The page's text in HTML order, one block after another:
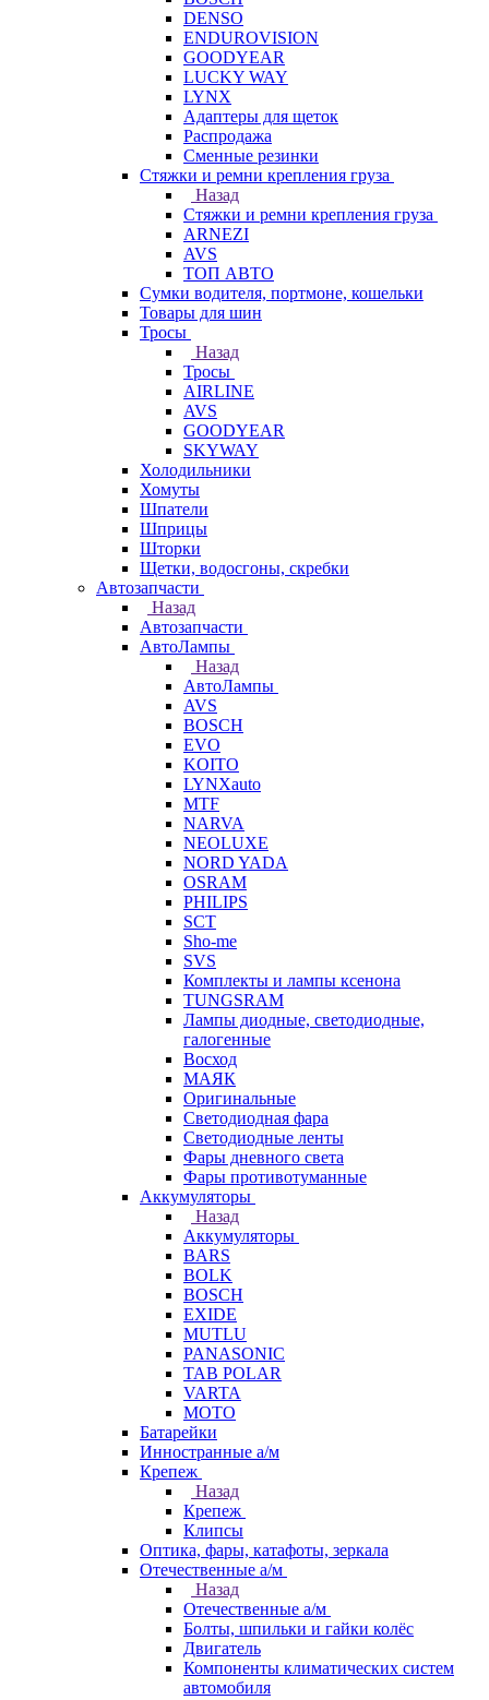
DENSO
ENDUROVISION
GOODYEAR
LUCKY WAY
LYNX
Адаптеры для щеток
Распродажа
Сменные резинки
Стяжки и ремни крепления груза
Назад
Стяжки и ремни крепления груза
ARNEZI
AVS
ТОП АВТО
Сумки водителя, портмоне, кошельки
Товары для шин
Тросы
Назад
Тросы
AIRLINE
AVS
GOODYEAR
SKYWAY
Холодильники
Хомуты
Шпатели
Шприцы
Шторки
Щетки, водосгоны, скребки
Автозапчасти
Назад
Автозапчасти
АвтоЛампы
Назад
АвтоЛампы
AVS
BOSCH
EVO
KOITO
LYNXauto
MTF
NARVA
NEOLUXE
NORD YADA
OSRAM
PHILIPS
SCT
Sho-me
SVS
Комплекты и лампы ксенона
TUNGSRAM
Лампы диодные, светодиодные,
галогенные
Восход
МАЯК
Оригинальные
Светодиодная фара
Светодиодные ленты
Фары дневного света
Фары противотуманные
Аккумуляторы
Назад
Аккумуляторы
BARS
BOLK
BOSCH
EXIDE
MUTLU
PANASONIC
TAB POLAR
VARTA
МОТО
Батарейки
Инностранные а/м
Крепеж
Назад
Крепеж
Клипсы
Оптика, фары, катафоты, зеркала
Отечественные а/м
Назад
Отечественные а/м
Болты, шпильки и гайки колёс
Двигатель
Компоненты климатических систем
автомобиля